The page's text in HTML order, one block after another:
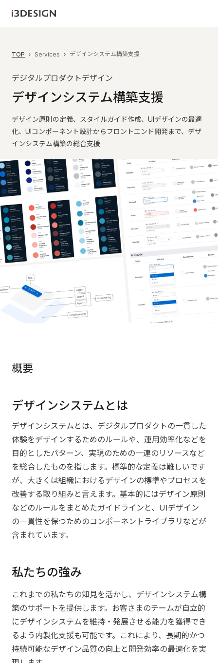
TOP Services デザインシステム構築支援
デジタルプロダクトデザイン
デザインシステム構築支援
デザイン原則の定義、スタイルガイド作成、UIデザインの最適
化、UIコンポーネント設計からフロントエンド開発まで、デザ
インシステム構築の総合支援
概要
デザインシステムとは
デザインシステムとは、デジタルプロダクトの一貫した
体験をデザインするためのルールや、運用効率化などを
目的としたパターン、実現のための一連のリソースなど
を総合したものを指します。標準的な定義は難しいです
が、大きくは組織におけるデザインの標準やプロセスを
改善する取り組みと言えます。基本的にはデザイン原則
などのルールをまとめたガイドラインと、UIデザイン
の一貫性を保つためのコンポーネントライブラリなどが
含まれています。
私たちの強み
これまでの私たちの知見を活かし、デザインシステム構
築のサポートを提供します。お客さまのチームが自立的
にデザインシステムを維持・発展させる能力を獲得でき
るよう内製化支援も可能です。これにより、長期的かつ
持続可能なデザイン品質の向上と開発効率の最適化を実